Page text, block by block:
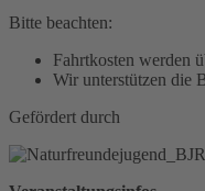
Bitte beachten:
Fahrtkosten werden
Wir unterstützen die
Gefördert durch